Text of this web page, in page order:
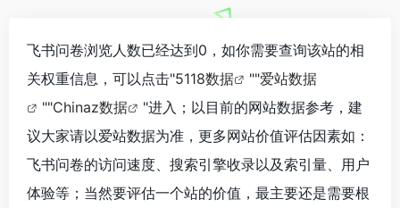
飞书问卷浏览人数已经达到0，如你需要查询该站的相
关权重信息，可以点击"5118数据 ""爱站数据
""Chinaz数据
"进入；以目前的网站数据参考，建
议大家请以爱站数据为准，更多网站价值评估因素如：
飞书问卷的访问速度、搜索引擎收录以及索引量、用户
体验等；当然要评估一个站的价值，最主要还是需要根